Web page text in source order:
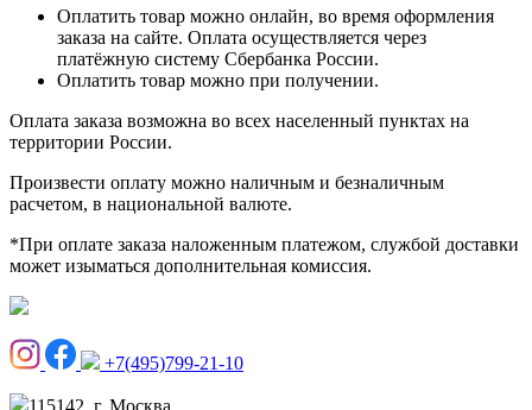
Оплатить товар можно онлайн, во время оформления
заказа на сайте. Оплата осуществляется через
платёжную систему Сбербанка России.
Оплатить товар можно при получении.
Оплата заказа возможна во всех населенный пунктах на
территории России.
Произвести оплату можно наличным и безналичным
расчетом, в национальной валюте.
*При оплате заказа наложенным платежом, службой доставки
может изыматься дополнительная комиссия.
+7(495)799-21-10
115142, г. Москва,